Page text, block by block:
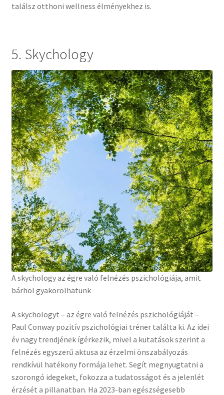
találsz otthoni wellness élményekhez is.
5. Skychology
A skychology az égre való felnézés pszichológiája, amit
bárhol gyakorolhatunk
A skychologyt – az égre való felnézés pszichológiáját –
Paul Conway pozitív pszichológiai tréner találta ki. Az idei
év nagy trendjének ígérkezik, mivel a kutatások szerint a
felnézés egyszerű aktusa az érzelmi önszabályozás
rendkívül hatékony formája lehet. Segít megnyugtatni a
szorongó idegeket, fokozza a tudatosságot és a jelenlét
érzését a pillanatban. Ha 2023-ban egészségesebb